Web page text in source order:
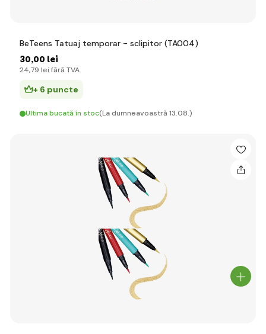
BeTeens Tatuaj temporar - sclipitor (TA004)
30,00 lei
24,79 lei fără TVA
+ 6 puncte
Ultima bucată în stoc(La dumneavoastră 13.08.)